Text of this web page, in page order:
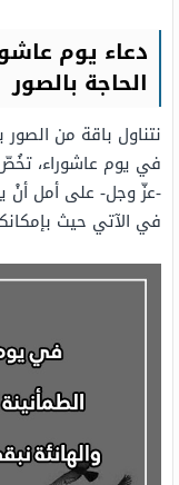
دعاء يوم
الحاجة بالصور
نتناول باقة من الصور
في يوم عاشوراء،
-عزّ وجل- على أمل أنْ
في الآتي حيث